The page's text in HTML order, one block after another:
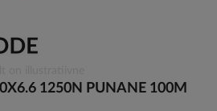
1250N PUNANE 100M